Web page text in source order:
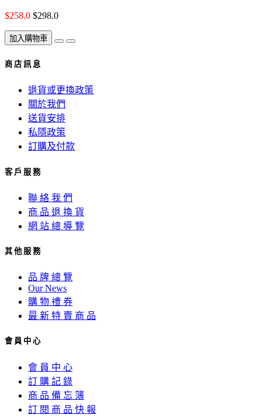
$258.0 $298.0
加入購物車
商 店 訊 息
退貨或更換政策
關於我們
送貨安排
私隱政策
訂購及付款
客 戶 服 務
聯 絡 我 們
商 品 退 換 貨
網 站 總 導 覽
其 他 服 務
品 牌 總 覽
Our News
購 物 禮 券
最 新 特 賣 商 品
會 員 中 心
會 員 中 心
訂 購 記 錄
商 品 備 忘 簿
訂 閱 商 品 快 報